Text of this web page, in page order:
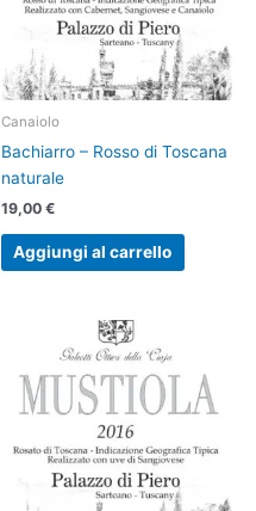
Canaiolo
Bachiarro – Rosso di Toscana
naturale
19,00 €
Aggiungi al carrello